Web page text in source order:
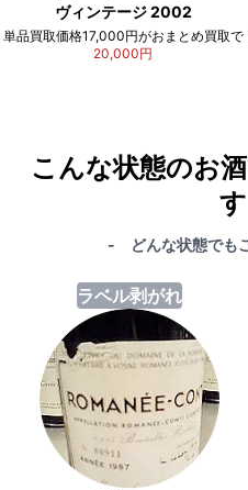
ヴィンテージ 2002
単品買取価格17,000円がおまとめ買取で
20,000円
こんな状態のお
す
- どんな状態でも
ラベル剥がれ